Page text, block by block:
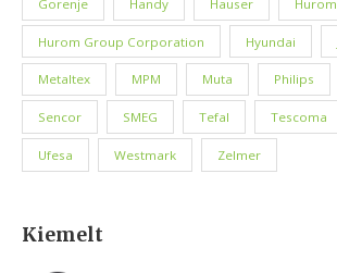
Gorenje Handy Hauser Hurom
Hurom Group Corporation Hyundai
Metaltex MPM Muta Philips
Sencor SMEG Tefal Tescoma
Ufesa Westmark Zelmer
Kiemelt